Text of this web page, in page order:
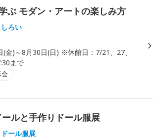
ぶ モダン・アートの楽しみ方
ろい
(金)～8月30日(日) ※休館日：7/21、27、
まで
ルと手作りドール服展
ール服展